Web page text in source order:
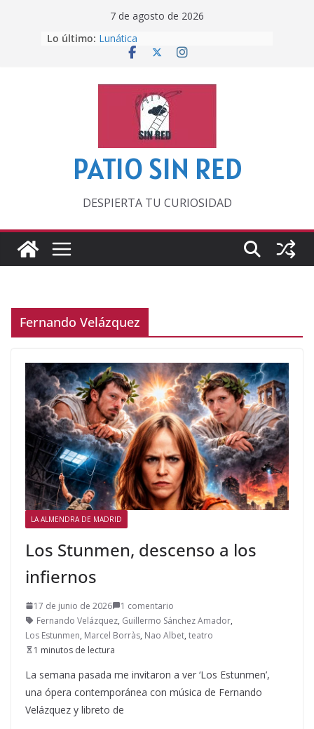
7 de agosto de 2026
Lo último: Lunática
Pero, hasta entonces…
‘La broma infinita’ de recomendar
lecturas veraniegas
Otra del Mundial
PATIO SIN RED
DESPIERTA TU CURIOSIDAD
Fernando Velázquez
LA ALMENDRA DE MADRID
Los Stunmen, descenso a los
infiernos
17 de junio de 2026
1 comentario
Fernando Velázquez, Guillermo Sánchez Amador,
Los Estunmen, Marcel Borràs, Nao Albet, teatro
1 minutos de lectura
La semana pasada me invitaron a ver ‘Los Estunmen’,
una ópera contemporánea con música de Fernando
Velázquez y libreto de